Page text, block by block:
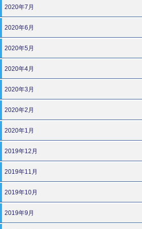
2020年7月
2020年6月
2020年5月
2020年4月
2020年3月
2020年2月
2020年1月
2019年12月
2019年11月
2019年10月
2019年9月